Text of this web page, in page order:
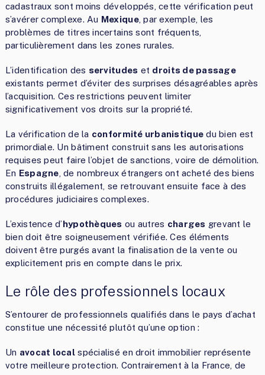
cadastraux sont moins développés, cette vérification peut
s’avérer complexe. Au Mexique, par exemple, les
problèmes de titres incertains sont fréquents,
particulièrement dans les zones rurales.
L’identification des servitudes et droits de passage
existants permet d’éviter des surprises désagréables après
l’acquisition. Ces restrictions peuvent limiter
significativement vos droits sur la propriété.
La vérification de la conformité urbanistique du bien est
primordiale. Un bâtiment construit sans les autorisations
requises peut faire l’objet de sanctions, voire de démolition.
En Espagne , de nombreux étrangers ont acheté des biens
construits illégalement, se retrouvant ensuite face à des
procédures judiciaires complexes.
L’existence d’hypothèques ou autres charges grevant le
bien doit être soigneusement vérifiée. Ces éléments
doivent être purgés avant la finalisation de la vente ou
explicitement pris en compte dans le prix.
Le rôle des professionnels locaux
S’entourer de professionnels qualifiés dans le pays d’achat
constitue une nécessité plutôt qu’une option :
Un avocat local spécialisé en droit immobilier représente
votre meilleure protection. Contrairement à la France, de